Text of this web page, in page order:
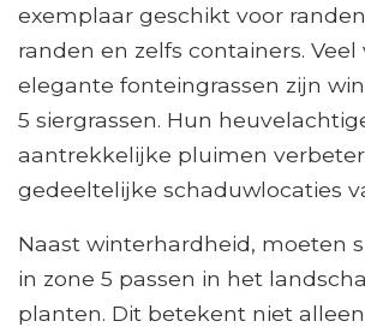
exemplaar geschikt voor
randen en zelfs containers. Veel
elegante fonteingrassen zijn
5 siergrassen. Hun
aantrekkelijke pluimen
gedeeltelijke schaduwlocaties
Naast winterhardheid, moeten
in zone 5 passen in het
planten. Dit betekent niet